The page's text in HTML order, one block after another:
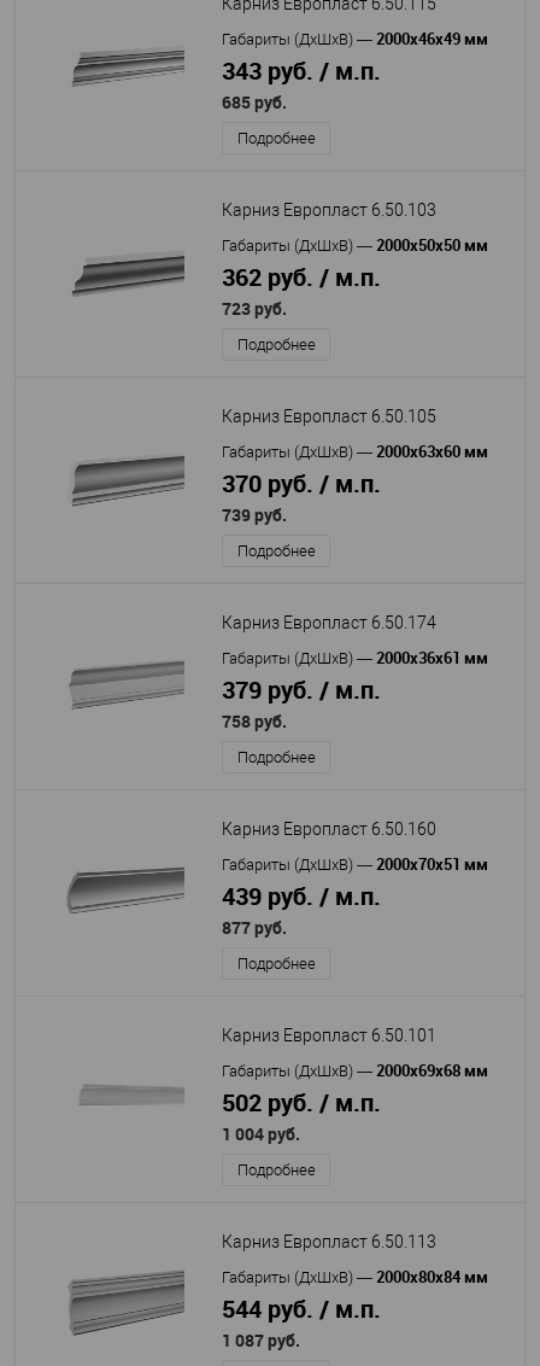
Карниз Европласт 6.50.115
Габариты (ДхШхВ) — 2000х46х49 мм
343 руб. / м.п.
685 руб.
Подробнее
Карниз Европласт 6.50.103
Габариты (ДхШхВ) — 2000х50х50 мм
362 руб. / м.п.
723 руб.
Подробнее
Карниз Европласт 6.50.105
Габариты (ДхШхВ) — 2000х63х60 мм
370 руб. / м.п.
739 руб.
Подробнее
Карниз Европласт 6.50.174
Габариты (ДхШхВ) — 2000х36х61 мм
379 руб. / м.п.
758 руб.
Подробнее
Карниз Европласт 6.50.160
Габариты (ДхШхВ) — 2000х70х51 мм
439 руб. / м.п.
877 руб.
Подробнее
Карниз Европласт 6.50.101
Габариты (ДхШхВ) — 2000x69x68 мм
502 руб. / м.п.
1 004 руб.
Подробнее
Карниз Европласт 6.50.113
Габариты (ДхШхВ) — 2000х80х84 мм
544 руб. / м.п.
1 087 руб.